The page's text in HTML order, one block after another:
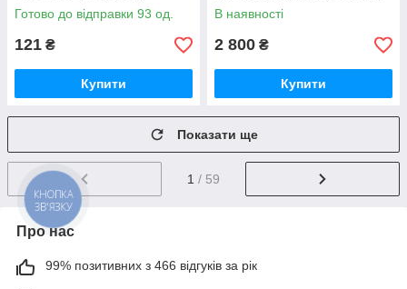
Готово до відправки 93 од.
121 ₴
Купити
В наявності
2 800 ₴
Купити
Показати ще
1 / 59
Про нас
99% позитивних з 466 відгуків за рік
КНОПКА
ЗВ'ЯЗКУ